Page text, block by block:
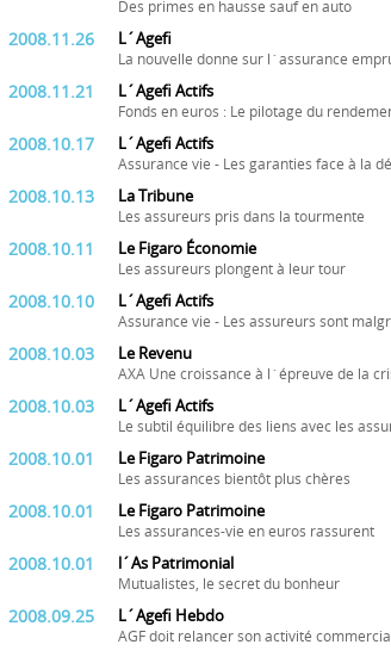
Des primes en hausse sauf en auto
2008.11.26 L´Agefi
La nouvelle donne sur l´assurance
2008.11.21 L´Agefi Actifs
Fonds en euros : Le pilotage du
2008.10.17 L´Agefi Actifs
Assurance vie - Les garanties face à la
2008.10.13 La Tribune
Les assureurs pris dans la tourmente
2008.10.11 Le Figaro Économie
Les assureurs plongent à leur tour
2008.10.10 L´Agefi Actifs
Assurance vie - Les assureurs sont
2008.10.03 Le Revenu
AXA Une croissance à l´épreuve de la
2008.10.03 L´Agefi Actifs
Le subtil équilibre des liens avec les
2008.10.01 Le Figaro Patrimoine
Les assurances bientôt plus chères
2008.10.01 Le Figaro Patrimoine
Les assurances-vie en euros rassurent
2008.10.01 l´As Patrimonial
Mutualistes, le secret du bonheur
2008.09.25 L´Agefi Hebdo
AGF doit relancer son activité